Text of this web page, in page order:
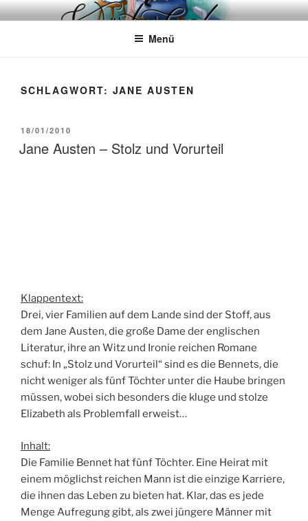
Zum
InhaltWÖRTERKATZE
Von Büchern erzählen
Menü
SCHLAGWORT: JANE AUSTEN
VERÖFFENTLICHT
AM
18/01/2010
Jane Austen – Stolz und Vorurteil
Klappentext:
Drei, vier Familien auf dem Lande sind der Stoff, aus
dem Jane Austen, die große Dame der englischen
Literatur, ihre an Witz und Ironie reichen Romane
schuf: In „Stolz und Vorurteil“ sind es die Bennets, die
nicht weniger als fünf Töchter unter die Haube bringen
müssen, wobei sich besonders die kluge und stolze
Elizabeth als Problemfall erweist…
Inhalt:
Die Familie Bennet hat fünf Töchter. Eine Heirat mit
einem möglichst reichen Mann ist die einzige Karriere,
die ihnen das Leben zu bieten hat. Klar, das es jede
Menge Aufregung gibt, als zwei jüngere Männer mit